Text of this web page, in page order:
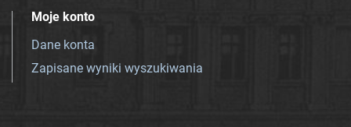
Moje konto
Dane konta
Zapisane wyniki wyszukiwania